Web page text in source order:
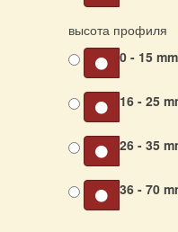
высота профиля
0 - 15
16 - 25
26 - 35
36 - 70